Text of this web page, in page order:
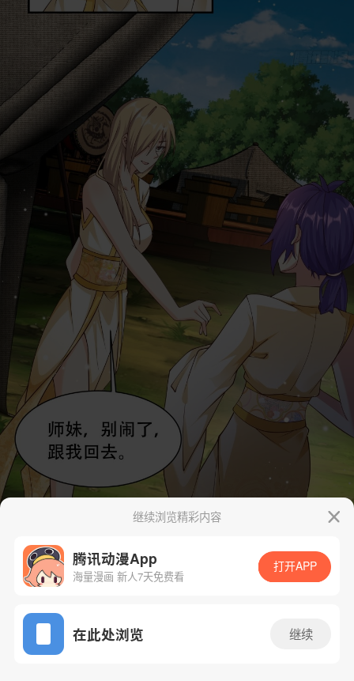
App免费看
继续浏览精彩内容
腾讯动漫App
海量漫画 新人7天免费看
打开APP
在此处浏览 继续